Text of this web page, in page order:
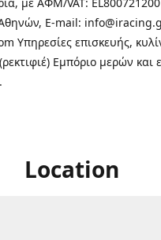
E-mail:
Υπηρεσίες επισκευής,
Εμπόριο μερών και
Location